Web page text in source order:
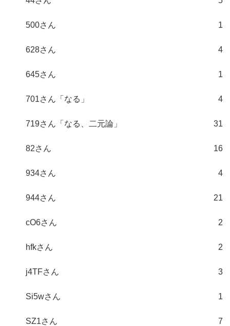
500さん 1
628さん 4
645さん 1
701さん「なる」 4
719さん「なる、二元論」 31
82さん 16
934さん 4
944さん 21
cO6さん 2
hfkさん 2
j4TFさん 3
Si5wさん 1
SZ1さん 7